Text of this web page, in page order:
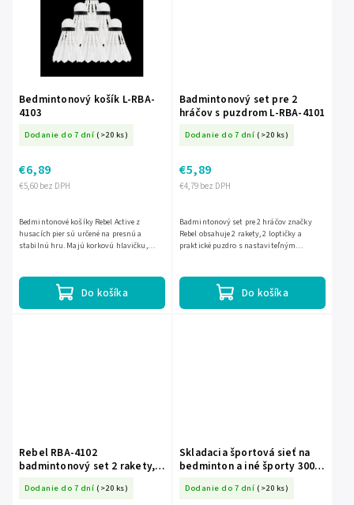
Bedmintonový košík L-RBA-
4103
Dodanie do 7 dní (>20 ks)
€5,60 bez DPH
€6,89
Do košíka
Bedmintonové košíky Rebel Active z
husacích pier sú určené na presnú a
stabilnú hru. Majú korkovú hlavičku,
Badmintonový set pre 2
hráčov s puzdrom L-RBA-4101
Dodanie do 7 dní (>20 ks)
€4,79 bez DPH
€5,89
Do košíka
Badmintonový set pre 2 hráčov značky
Rebel obsahuje 2 rakety, 2 loptičky a
praktické puzdro s nastaviteľným
Rebel RBA-4102
badmintonový set 2 rakety, 3
Dodanie do 7 dní (>20 ks)
Skladacia športová sieť na
bedminton a iné športy 300
Dodanie do 7 dní (>20 ks)